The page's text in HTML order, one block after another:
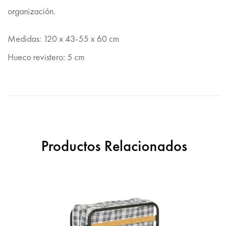
organización.
Medidas: 120 x 43-55 x 60 cm
Hueco revistero: 5 cm
Productos Relacionados